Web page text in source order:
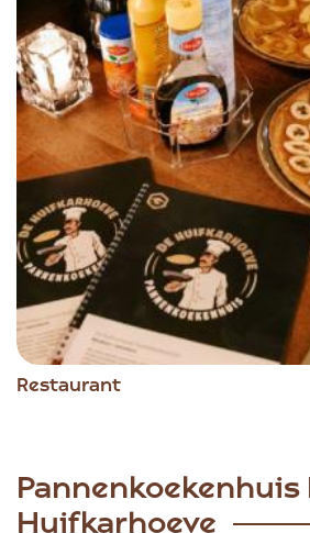
Restaurant
Item
Pannenkoekenhuis
Huifkarhoeve